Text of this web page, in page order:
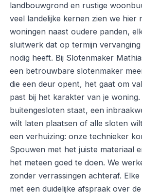
landbouwgrond en rustige
veel landelijke kernen zien we hier
woningen naast oudere panden,
sluitwerk dat op termijn
nodig heeft. Bij Slotenmaker
een betrouwbare slotenmaker
die een deur opent, het gaat om
past bij het karakter van je
buitengesloten staat, een
wilt laten plaatsen of alle sloten
een verhuizing: onze technieker
Spouwen met het juiste materiaal
het meteen goed te doen. We
zonder verrassingen achteraf.
met een duidelijke afspraak over